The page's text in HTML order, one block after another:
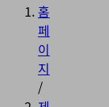
홈
페
이
지
/